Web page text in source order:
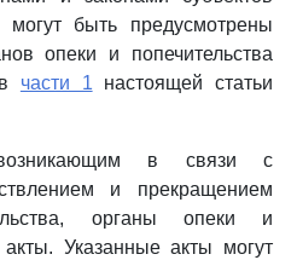
могут быть предусмотрены
опеки и попечительства
части 1 настоящей статьи
в связи с
и прекращением
органы опеки и
акты. Указанные акты могут